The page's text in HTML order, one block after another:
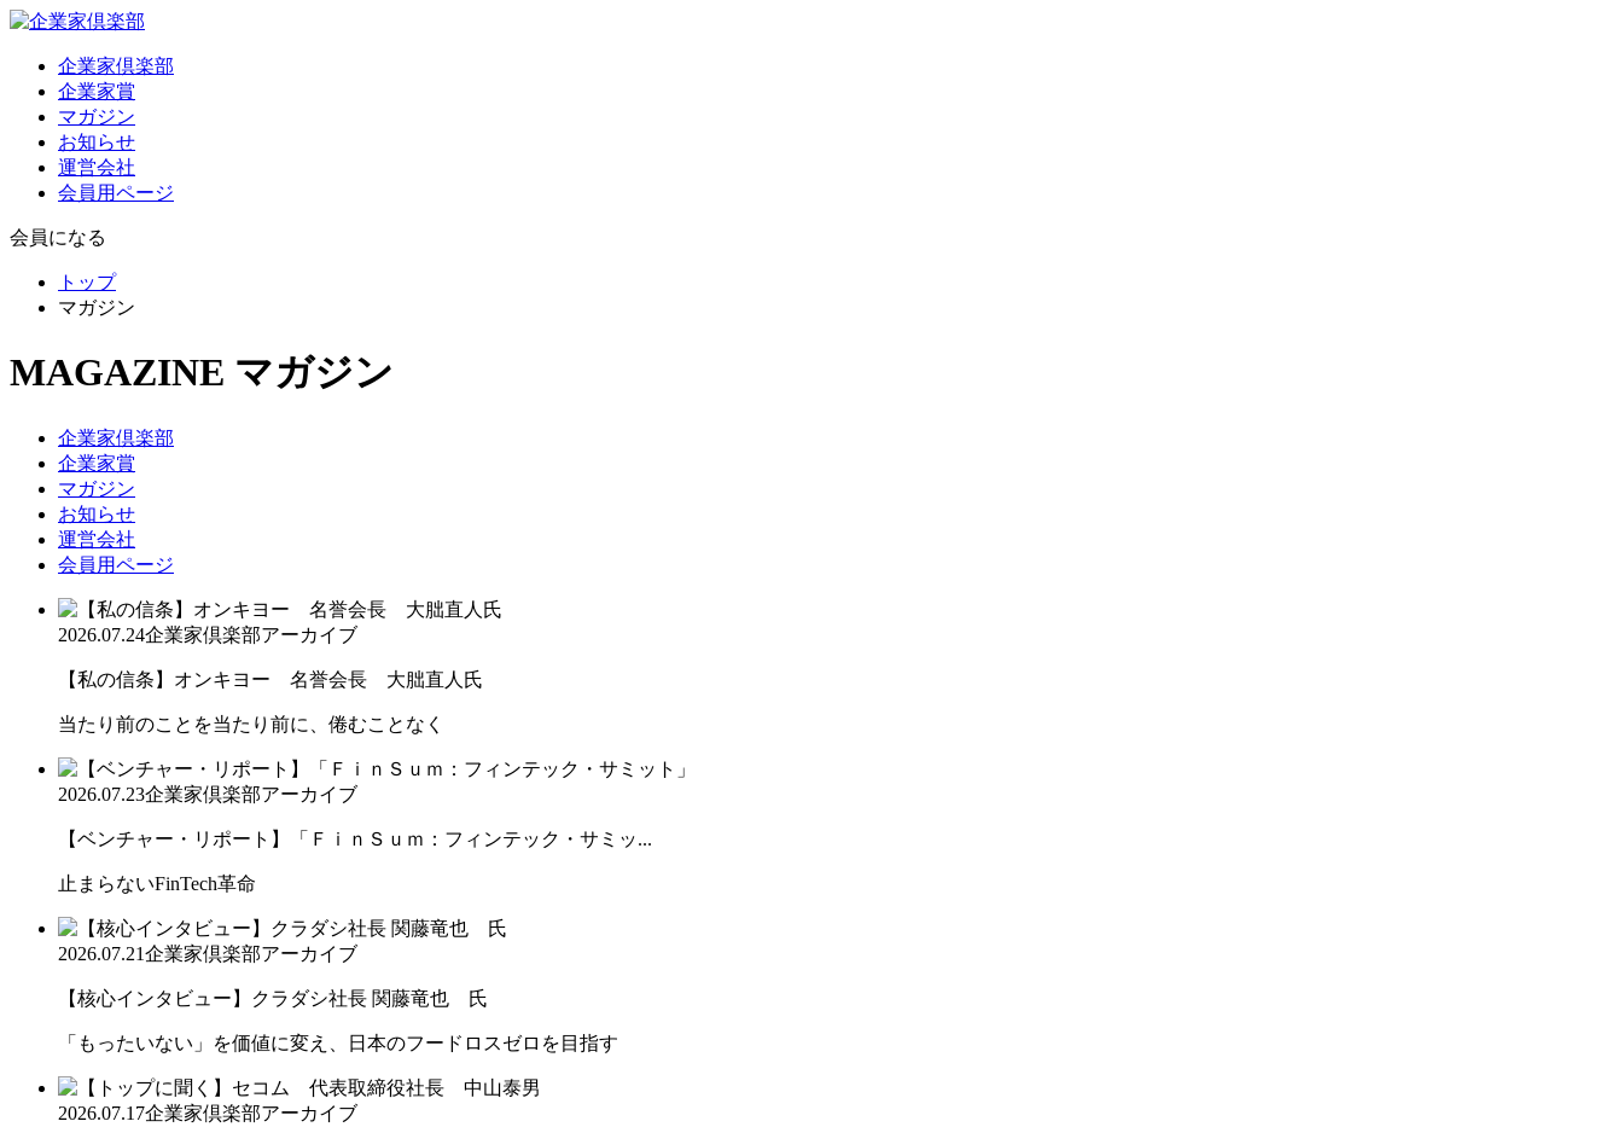
企業家倶楽部
企業家賞
マガジン
お知らせ
運営会社
会員用ページ
会員になる
トップ
マガジン
MAGAZINE マガジン
企業家倶楽部
企業家賞
マガジン
お知らせ
運営会社
会員用ページ
2026.07.24企業家倶楽部アーカイブ
【私の信条】オンキヨー 名誉会長 大朏直人氏
当たり前のことを当たり前に、倦むことなく
2026.07.23企業家倶楽部アーカイブ
【ベンチャー・リポート】「ＦｉｎＳｕｍ：フィンテック・サミッ...
止まらないFinTech革命
2026.07.21企業家倶楽部アーカイブ
【核心インタビュー】クラダシ社長 関藤竜也 氏
「もったいない」を価値に変え、日本のフードロスゼロを目指す
2026.07.17企業家倶楽部アーカイブ